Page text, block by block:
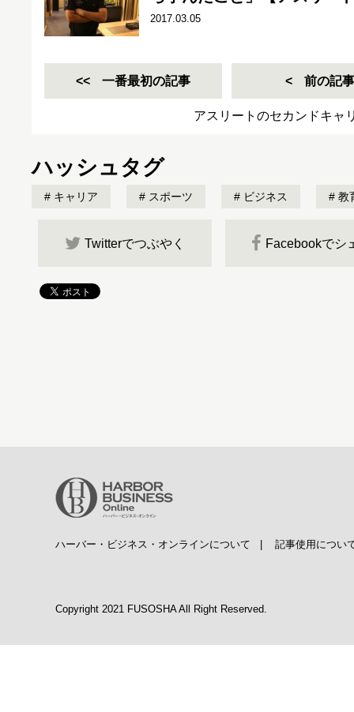
2017.03.05
一番最初の記事 前の記事
アスリートのセカンドキャ
ハッシュタグ
キャリア スポーツ ビジネス 教
Twitterでつぶやく Facebookでシ
ハーバー・ビジネス・オンラインについて 記事使用につい
Copyright 2021 FUSOSHA All Right Reserved.